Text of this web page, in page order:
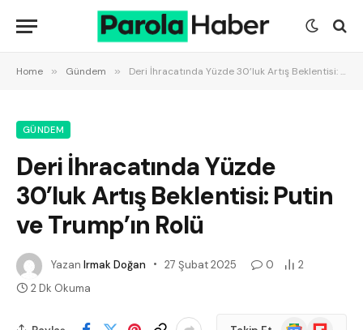
Home » Gündem » Deri İhracatında Yüzde 30’luk Artış Beklentisi: Putin ve Trump’ın Rolü
GÜNDEM
Deri İhracatında Yüzde
30’luk Artış Beklentisi: Putin
ve Trump’ın Rolü
Yazan Irmak Doğan 27 Şubat 2025 0
2
2 Dk Okuma
GoogleFlipboard